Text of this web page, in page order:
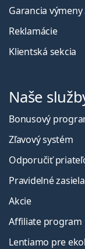
Garancia
Reklamácie
Klientská sekcia
Naše
Bonusový
Zľavový systém
Odporučiť
Pravidelné
Akcie
Affiliate program
Lentiamo pre